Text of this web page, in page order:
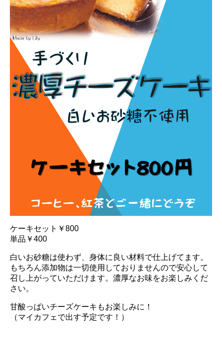
ケーキセット￥800
単品￥400
白いお砂糖は使わず、身体に良い材料で仕上げてます。
もちろん添加物は一切使用しておりませんので安心して
召し上がっていただけます。濃厚なお味をお楽しみくだ
さい。
甘酸っぱいチーズケーキもお楽しみに！
（マイカフェで出す予定です！）